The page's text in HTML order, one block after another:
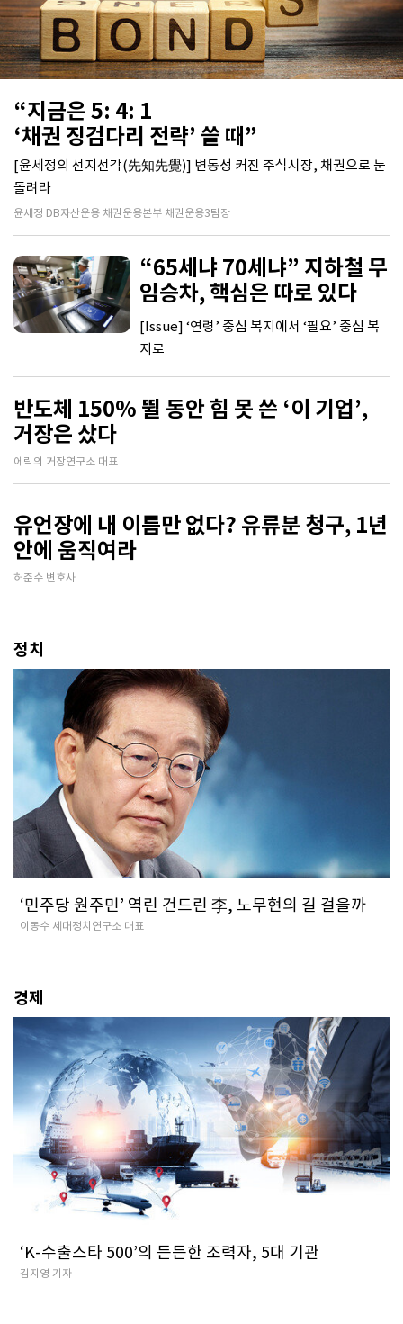
“지금은 5: 4: 1
‘채권 징검다리 전략’ 쓸 때”
[윤세정의 선지선각(先知先覺)] 변동성 커진 주식시장, 채권으로 눈
돌려라
윤세정 DB자산운용 채권운용본부 채권운용3팀장
“65세냐 70세냐” 지하철 무
임승차, 핵심은 따로 있다
[Issue] ‘연령’ 중심 복지에서 ‘필요’ 중심 복
지로
반도체 150% 뛸 동안 힘 못 쓴 ‘이 기업’,
거장은 샀다
에릭의 거장연구소 대표
유언장에 내 이름만 없다? 유류분 청구, 1년
안에 움직여라
허준수 변호사
정치
‘민주당 원주민’ 역린 건드린 李, 노무현의 길 걸을까
이동수 세대정치연구소 대표
경제
‘K-수출스타 500’의 든든한 조력자, 5대 기관
김지영 기자